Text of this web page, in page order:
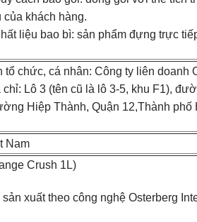
của khách hàng.
liệu bao bì: sản phẩm đựng trực
tổ chức, cá nhân: Công ty liên doanh
Lô 3 (tên cũ là lô 3-5, khu F1),
Hiệp Thành, Quận 12,Thành phố
Nam
Crush 1L)
xuất theo công nghệ Osterberg